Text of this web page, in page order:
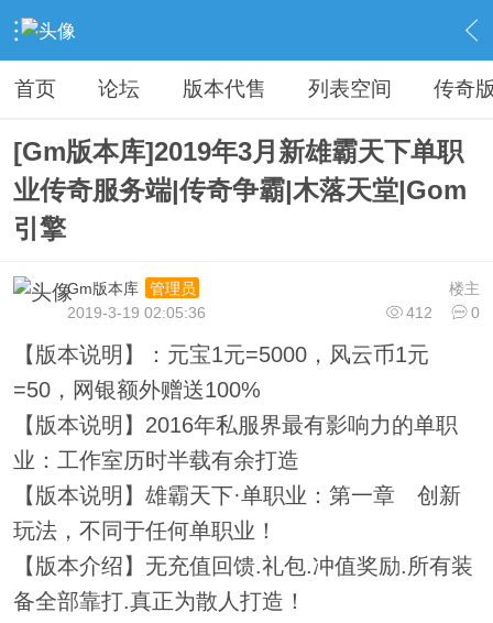
› 传奇私服专区 › 传奇商业版本免费下载 › 内容
首页 论坛 版本代售 列表空间 传奇
[Gm版本库]2019年3月新雄霸天下单职
业传奇服务端|传奇争霸|木落天堂|Gom
引擎
楼主
Gm版本库
管理员
412
0
2019-3-19 02:05:36
【版本说明】：元宝1元=5000，风云币1元
=50，网银额外赠送100%
【版本说明】2016年私服界最有影响力的单职
业：工作室历时半载有余打造
【版本说明】雄霸天下·单职业：第一章 创新
玩法，不同于任何单职业！
【版本介绍】无充值回馈.礼包.冲值奖励.所有装
备全部靠打.真正为散人打造！